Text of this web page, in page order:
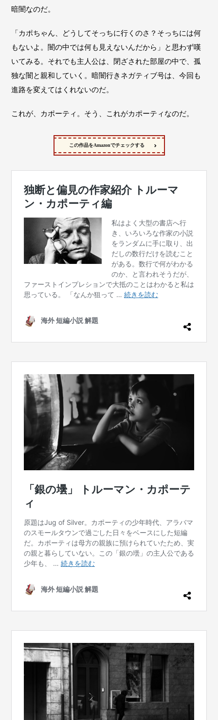
暗闇なのだ。
「カポちゃん、どうしてそっちに行くのさ？そっちには何
もないよ。闇の中では何も見えないんだから」と思わず嘆
いてみる。それでも主人公は、閉ざされた部屋の中で、孤
独な闇と親和していく。暗闇行きネガティブ号は、今回も
進路を変えてはくれないのだ。
これが、カポーティ。そう、これがカポーティなのだ。
この作品をAmazonでチェックする